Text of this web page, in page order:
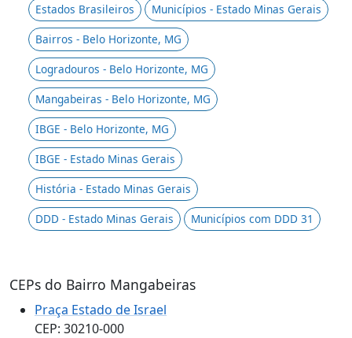
Estados Brasileiros
Municípios - Estado Minas Gerais
Bairros - Belo Horizonte, MG
Logradouros - Belo Horizonte, MG
Mangabeiras - Belo Horizonte, MG
IBGE - Belo Horizonte, MG
IBGE - Estado Minas Gerais
História - Estado Minas Gerais
DDD - Estado Minas Gerais
Municípios com DDD 31
CEPs do Bairro Mangabeiras
Praça Estado de Israel
CEP: 30210-000